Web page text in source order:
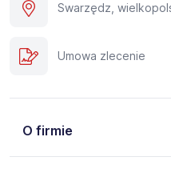
Swarzędz,
Umowa zlecenie
O firmie